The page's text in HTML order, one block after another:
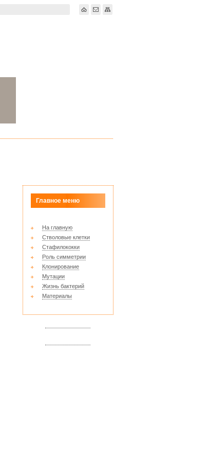
Главное меню
На главную
Стволовые клетки
Стафилококки
Роль симметрии
Клонирование
Мутации
Жизнь бактерий
Материалы